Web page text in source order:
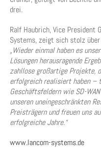
drei.
Ralf Haubrich, Vice President
Systems, zeigt sich stolz
„Wieder einmal haben es
Lösungen herausragende
zahllose großartige Projekte,
erfolgreich realisiert haben –
Geschäftsfeldern wie SD-
unseren uneingeschränkten
Preisträgern und freuen uns
erfolgreiche Jahre.“
www.lancom-systems.de